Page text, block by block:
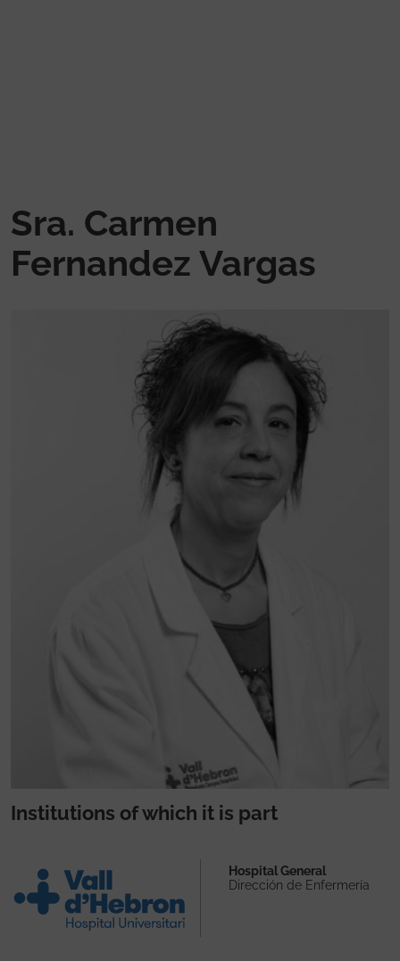
Sra. Carmen
Fernandez Vargas
Institutions of which it is part
Hospital General
Dirección de Enfermería